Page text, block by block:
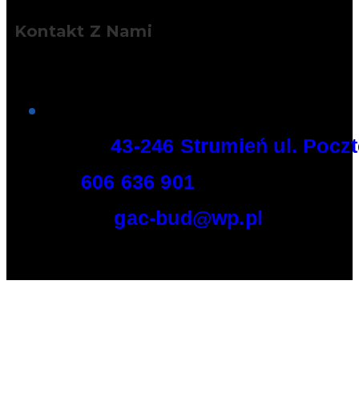
Kontakt Z Nami
Adres:43-246 Strumień ul.
606 636 901
gac-bud@wp.pl